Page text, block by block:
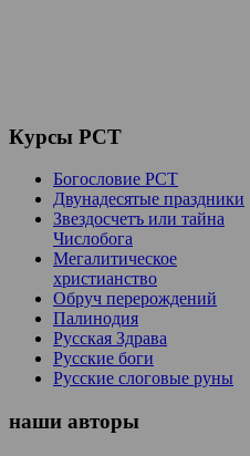
Курсы РСТ
Богословие РСТ
Двунадесятые праздники
Звездосчетъ или тайна
Числобога
Мегалитическое
христианство
Обруч перерождений
Палинодия
Русская Здрава
Русские боги
Русские слоговые руны
наши авторы